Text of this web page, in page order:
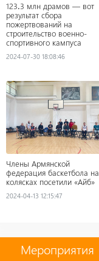
123․3 млн драмов — вот
результат сбора
пожертвований на
строительство военно-
спортивного кампуса
2024-07-30 18:08:46
Read more
Члены Армянской
федерация баскетбола на
колясках посетили «Айб»
2024-04-13 12:15:47
Мероприятия